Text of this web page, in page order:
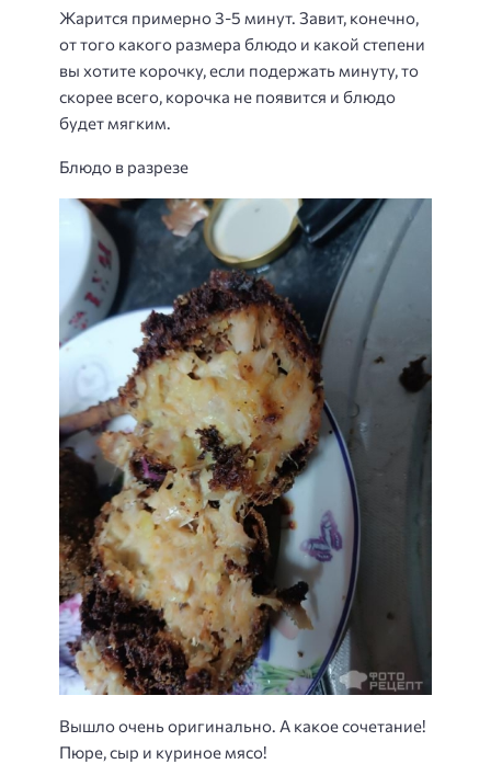
Жарится примерно 3-5 минут. Завит, конечно,
от того какого размера блюдо и какой степени
вы хотите корочку, если подержать минуту, то
скорее всего, корочка не появится и блюдо
будет мягким.
Блюдо в разрезе
Вышло очень оригинально. А какое сочетание!
Пюре, сыр и куриное мясо!